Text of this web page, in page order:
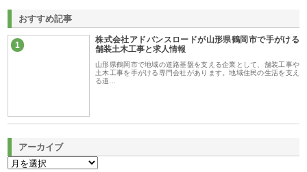
おすすめ記事
1
株式会社アドバンスロードが山形県鶴岡市で手がける
舗装土木工事と求人情報
山形県鶴岡市で地域の道路基盤を支える企業として、舗装工事や
土木工事を手がける専門会社があります。地域住民の生活を支え
る道…
アーカイブ